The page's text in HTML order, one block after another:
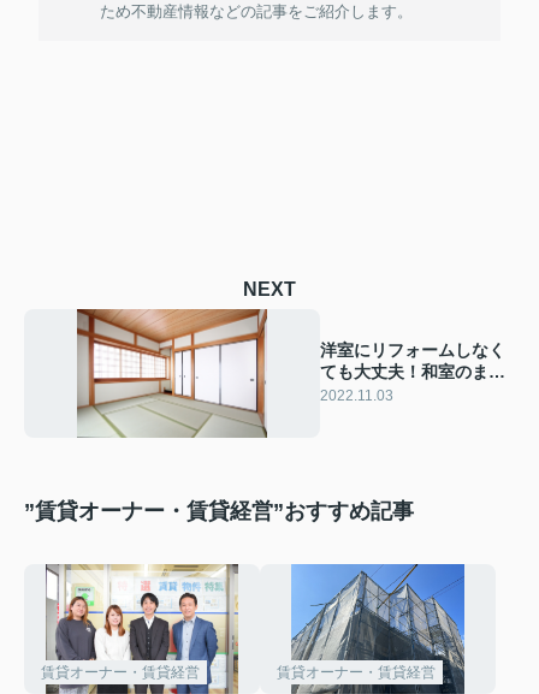
ため不動産情報などの記事をご紹介します。
NEXT
洋室にリフォームしなく
ても大丈夫！和室のまま
でできる空室対策
2022.11.03
”賃貸オーナー・賃貸経営”おすすめ記事
賃貸オーナー・賃貸経営 賃貸オーナー・賃貸経営